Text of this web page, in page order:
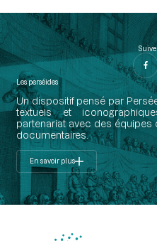
Les perséides
Un dispositif pensé par
textuels et
partenariat avec des équipes
documentaires.
En savoir plus